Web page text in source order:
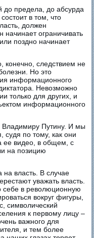
предела, до абсурда
в том, что
должен
ограничивать
поздно начинает
конечно, следствием не
Но это
информационного
Невозможно
только для других, и
информационного
Путину. И мы
судя по тому, как они
ее видео, в общем, с
на позицию
на власть. В случае
уважать власть.
себе в революционную
вокруг фигуры,
символический
к первому лицу –
важного для
и тем более